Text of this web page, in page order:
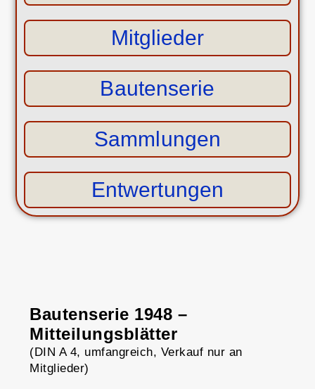
Mitglieder
Bautenserie
Sammlungen
Entwertungen
Bautenserie 1948 –
Mitteilungsblätter
(DIN A 4, umfangreich, Verkauf nur an
Mitglieder)